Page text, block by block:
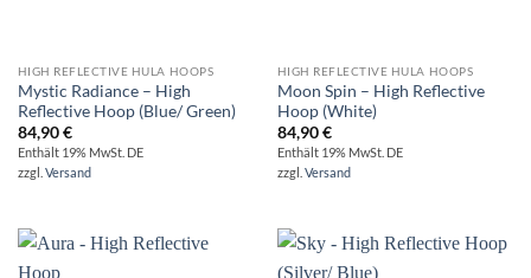
HIGH REFLECTIVE HULA HOOPS
Mystic Radiance – High
Reflective Hoop (Blue/ Green)
84,90€
Enthält 19% MwSt. DE
zzgl. Versand
HIGH REFLECTIVE HULA HOOPS
Moon Spin – High Reflective
Hoop (White)
84,90€
Enthält 19% MwSt. DE
zzgl. Versand